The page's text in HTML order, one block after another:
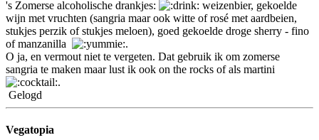
's Zomerse alcoholische drankjes:
weizenbier, gekoelde
wijn met vruchten (sangria maar ook witte of rosé met aardbeien,
stukjes perzik of stukjes meloen), goed gekoelde droge sherry - fino
of manzanilla
.
O ja, en vermout niet te vergeten. Dat gebruik ik om zomerse
sangria te maken maar lust ik ook on the rocks of als martini
.
Gelogd
Vegatopia